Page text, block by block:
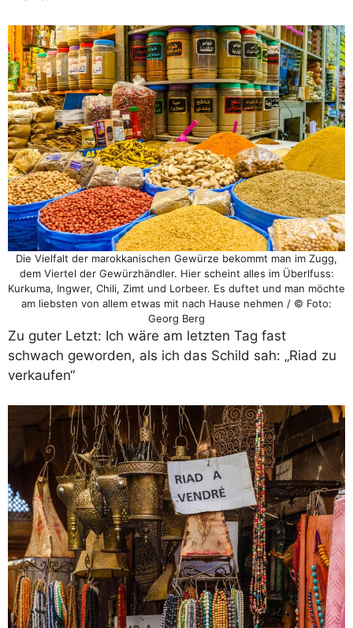
Die Vielfalt der marokkanischen Gewürze bekommt man im Zugg,
dem Viertel der Gewürzhändler. Hier scheint alles im Überlfuss:
Kurkuma, Ingwer, Chili, Zimt und Lorbeer. Es duftet und man möchte
am liebsten von allem etwas mit nach Hause nehmen / © Foto:
Georg Berg
Zu guter Letzt: Ich wäre am letzten Tag fast
schwach geworden, als ich das Schild sah: „Riad zu
verkaufen“